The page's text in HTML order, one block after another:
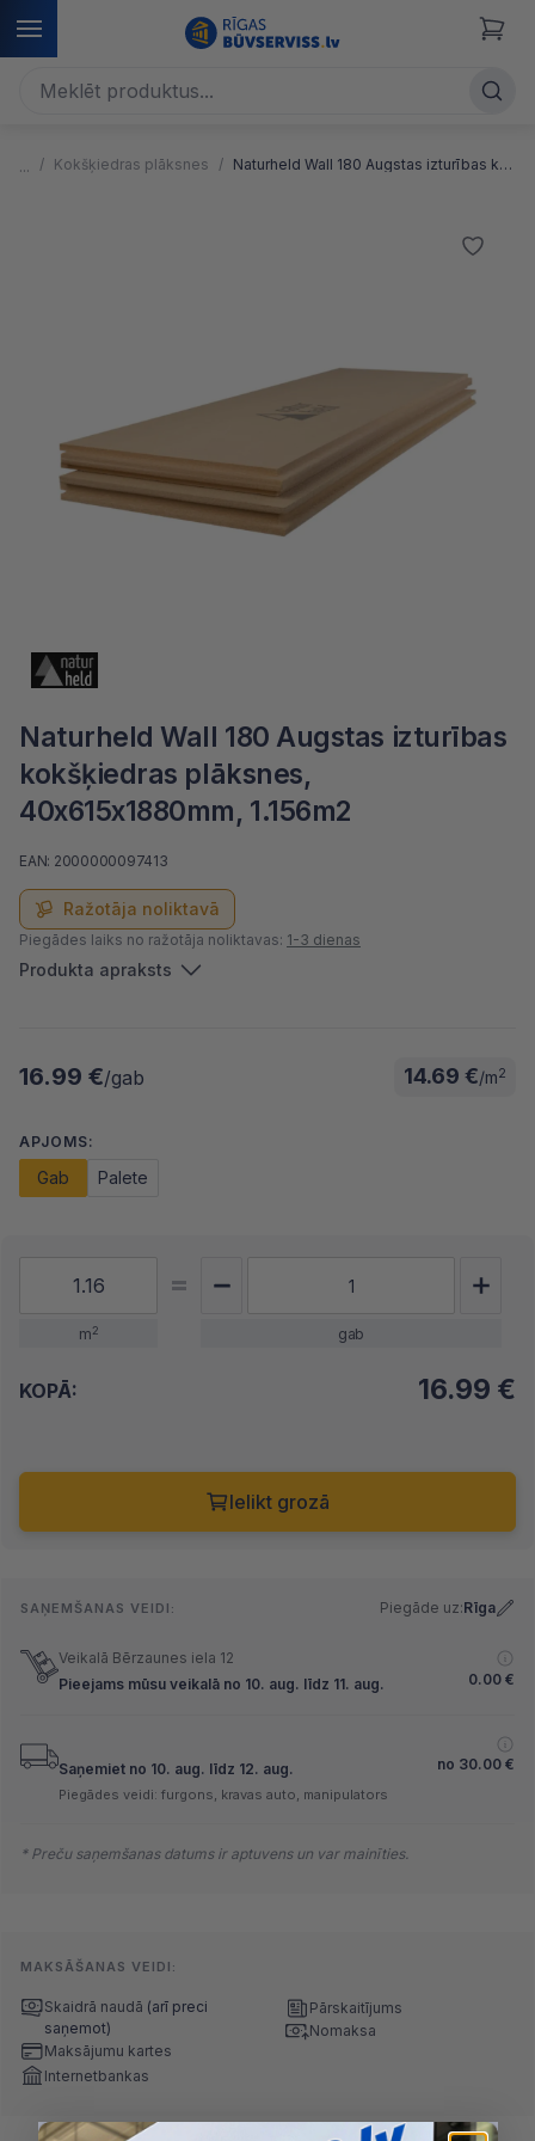
Kokšķiedras plāksnes Naturheld Wall 180 Augstas izturības kokšķiedras plāksnes
Naturheld Wall 180 Augstas izturības
kokšķiedras plāksnes,
40x615x1880mm, 1.156m2
Ražotāja noliktavā
EAN: 2000000097413
Piegādes laiks no ražotāja noliktavas: 1-3 dienas
Produkta apraksts
16.99 €/gab 14.69 €/m2
APJOMS:
Gab Palete
m2 gab
KOPĀ: 16.99 €
Ielikt grozā
SAŅEMŠANAS VEIDI: Piegāde uz:Rīga
Veikalā Bērzaunes iela 12
Pieejams mūsu veikalā no 10. aug. līdz 11. aug.
0.00 €
Saņemiet no 10. aug. līdz 12. aug. no 30.00 €
Piegādes veidi: furgons, kravas auto, manipulators
* Preču saņemšanas datums ir aptuvens un var mainīties.
MAKSĀŠANAS VEIDI:
Skaidrā naudā (arī preci
saņemot)
Maksājumu kartes
Internetbankas
Pārskaitījums
Nomaksa